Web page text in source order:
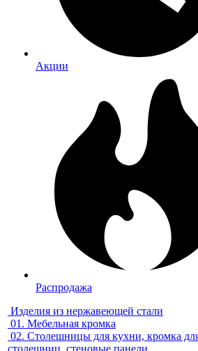
Акции
Распродажа
Изделия из нержавеющей стали
01. Мебельная кромка
02. Столешницы для кухни, кромка
столешниц, стеновые панели